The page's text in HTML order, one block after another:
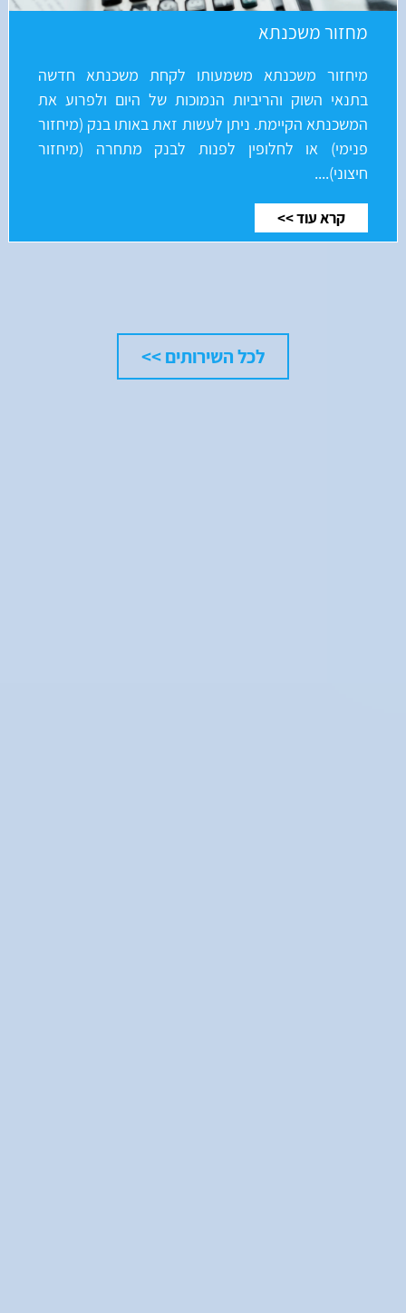
מחזור משכנתא
מיחזור משכנתא משמעותו לקחת משכנתא חדשה
בתנאי השוק והריביות הנמוכות של היום ולפרוע את
המשכנתא הקיימת. ניתן לעשות זאת באותו בנק (מיחזור
פנימי) או לחלופין לפנות לבנק מתחרה (מיחזור
חיצוני)....
קרא עוד >>
לכל השירותים >>